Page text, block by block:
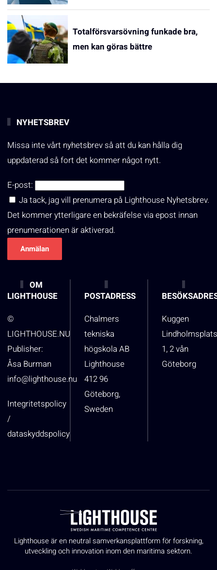
Totalförsvarsövning funkade bra,
men kan göras bättre
NYHETSBREV
Missa inte vårt nyhetsbrev så att du kan hålla dig
uppdaterad så fort det kommer något nytt.
E-post:
Ja tack, jag vill prenumera på Lighthouse Nyhetsbrev.
Det kommer ytterligare en bekräfelse via epost innan
prenumerationen är aktiverad.
OM
LIGHTHOUSE
©
LIGHTHOUSE.NU
Publisher:
Åsa Burman
info@lighthouse.nu
Integritetspolicy
/
dataskyddspolicy
POSTADRESS
Chalmers
tekniska
högskola AB
Lighthouse
412 96
Göteborg,
Sweden
Kuggen
1, 2 vån
Göteborg
Lighthouse är en neutral samverkansplattform för forskning,
utveckling och innovation inom den maritima sektorn.